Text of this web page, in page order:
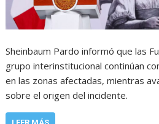
Sheinbaum Pardo informó que las
grupo interinstitucional continúan
en las zonas afectadas, mientras
sobre el origen del incidente.